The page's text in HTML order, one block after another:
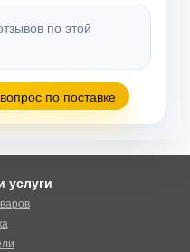
по этой
по поставке
услуги